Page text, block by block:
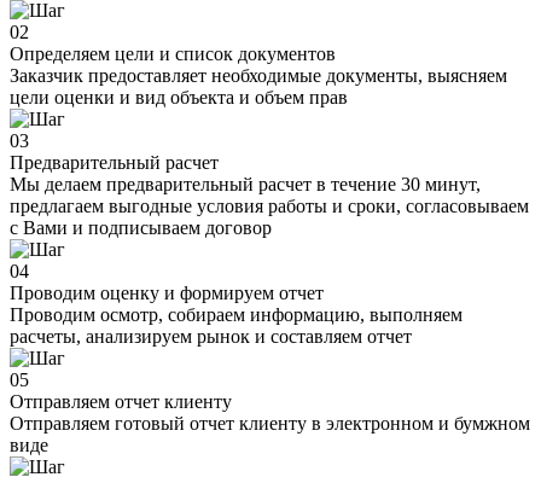
02
Определяем цели и список документов
Заказчик предоставляет необходимые документы, выясняем
цели оценки и вид объекта и объем прав
03
Предварительный расчет
Мы делаем предварительный расчет в течение 30 минут,
предлагаем выгодные условия работы и сроки, согласовываем
с Вами и подписываем договор
04
Проводим оценку и формируем отчет
Проводим осмотр, собираем информацию, выполняем
расчеты, анализируем рынок и составляем отчет
05
Отправляем отчет клиенту
Отправляем готовый отчет клиенту в электронном и бумжном
виде